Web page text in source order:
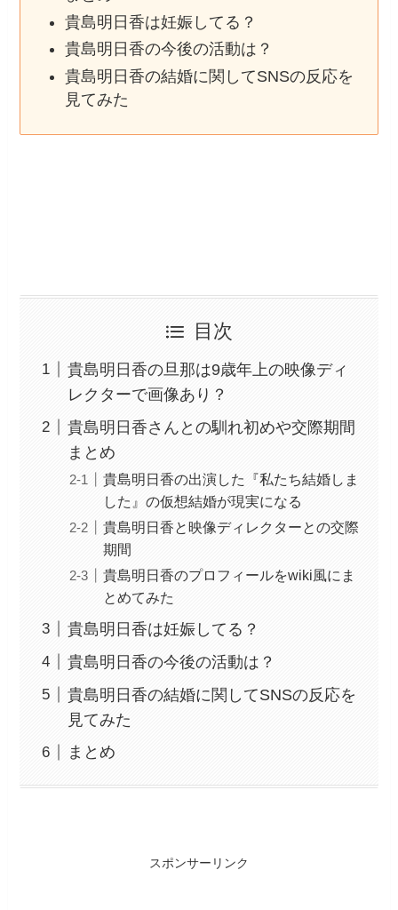
貴島明日香は妊娠してる？
貴島明日香の今後の活動は？
貴島明日香の結婚に関してSNSの反応を
見てみた
目次
貴島明日香の旦那は9歳年上の映像ディ
レクターで画像あり？
貴島明日香さんとの馴れ初めや交際期間
まとめ
貴島明日香の出演した『私たち結婚しま
した』の仮想結婚が現実になる
貴島明日香と映像ディレクターとの交際
期間
貴島明日香のプロフィールをwiki風にま
とめてみた
貴島明日香は妊娠してる？
貴島明日香の今後の活動は？
貴島明日香の結婚に関してSNSの反応を
見てみた
まとめ
スポンサーリンク